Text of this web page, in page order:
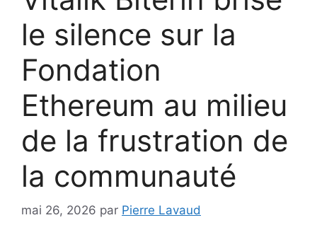
le silence sur la
Fondation
Ethereum au milieu
de la frustration de
la communauté
mai 26, 2026 par Pierre Lavaud